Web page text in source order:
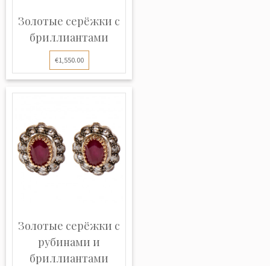
Золотые серёжки с
бриллиантами
€1,550.00
Золотые серёжки с
рубинами и
бриллиантами